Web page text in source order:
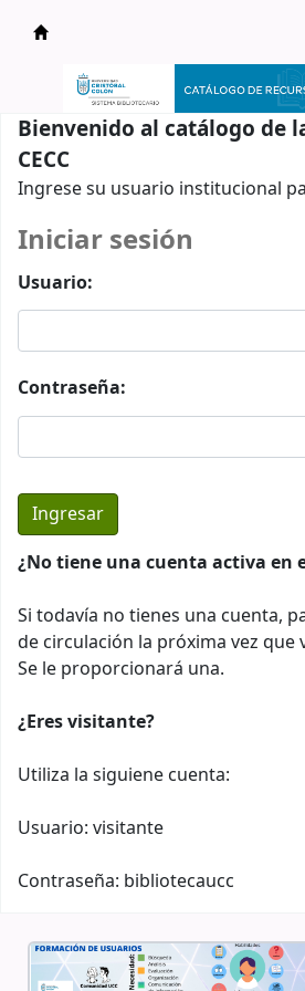
Catálogo en línea
Bienvenido al catálogo de
CECC
Ingrese su usuario institucional
Iniciar sesión
Usuario:
Contraseña:
¿No tiene una cuenta activa en
Si todavía no tienes una cuenta,
de circulación la próxima vez que
Se le proporcionará una.
¿Eres visitante?
Utiliza la siguiene cuenta:
Usuario: visitante
Contraseña: bibliotecaucc